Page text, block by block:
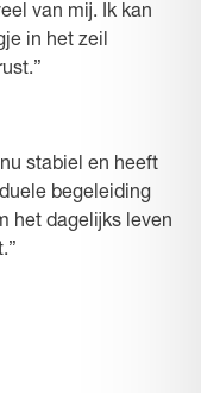
van mij. Ik kan
in het zeil
stabiel en heeft
begeleiding
het dagelijks leven